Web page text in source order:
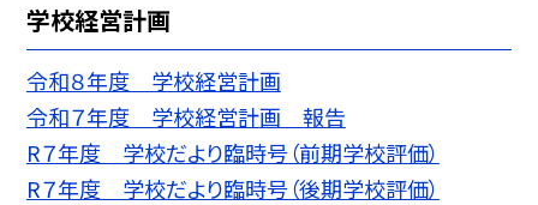
学校経営計画
令和８年度 学校経営計画
令和７年度 学校経営計画 報告
R７年度 学校だより臨時号（前期学校評価）
R７年度 学校だより臨時号（後期学校評価）